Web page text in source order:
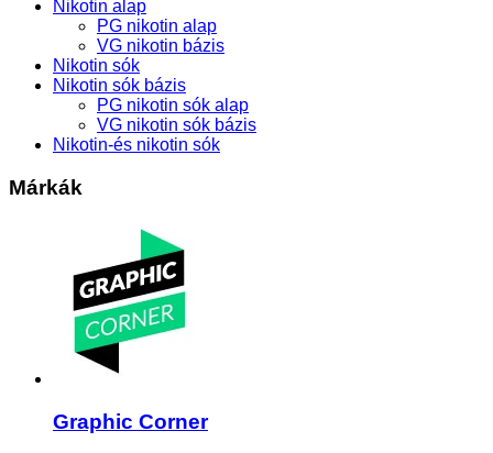
Nikotin alap
PG nikotin alap
VG nikotin bázis
Nikotin sók
Nikotin sók bázis
PG nikotin sók alap
VG nikotin sók bázis
Nikotin-és nikotin sók
Márkák
Graphic Corner